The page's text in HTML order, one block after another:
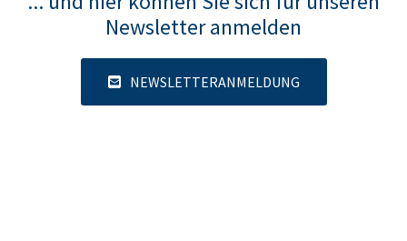
Newsletter anmelden
NEWSLETTERANMELDUNG